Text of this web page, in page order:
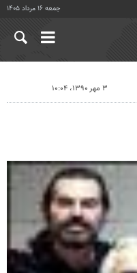
جمعه ۱۶ مرداد ۱۴۰۵
۳ مهر ۱۳۹۰، ۱۰:۰۴